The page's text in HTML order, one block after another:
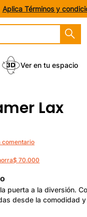
Aplica Términos y
Ver en tu espacio
Lax
comentario
$ 70.000
puerta a la diversión.
desde la comodidad